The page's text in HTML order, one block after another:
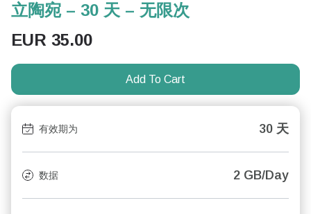
立陶宛 – 30 天 – 无限次
EUR 35.00
Add To Cart
有效期为 30 天
数据 2 GB/Day